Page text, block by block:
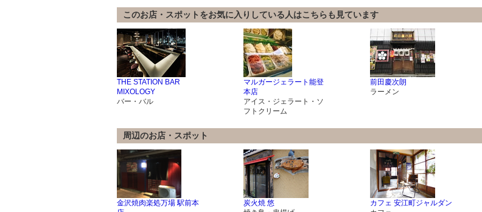
このお店・スポットをお気に入りしている人はこちらも見ています
THE STATION BAR
MIXOLOGY
バー・バル
マルガージェラート能登
本店
アイス・ジェラート・ソ
フトクリーム
前田慶次朗
ラーメン
周辺のお店・スポット
金沢焼肉楽処万場 駅前本
炭火焼 悠
カフェ 安江町ジャルダン